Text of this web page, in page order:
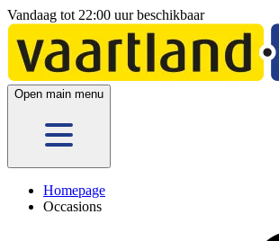
Vandaag tot 22:00 uur beschikbaar
Open main menu
Homepage
Occasions